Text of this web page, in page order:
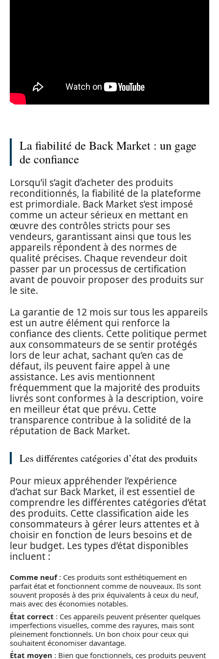
La fiabilité de Back Market : un gage
de confiance
Lorsqu’il s’agit d’acheter des produits
reconditionnés, la fiabilité de la plateforme
est primordiale. Back Market s’est imposé
comme un acteur sérieux en mettant en
œuvre des contrôles stricts pour ses
vendeurs, garantissant ainsi que tous les
appareils répondent à des normes de
qualité précises. Chaque revendeur doit
passer par un processus de certification
avant de pouvoir proposer des produits sur
le site.
La garantie de 12 mois sur tous les appareils
est un autre élément qui renforce la
confiance des clients. Cette politique permet
aux consommateurs de se sentir protégés
lors de leur achat, sachant qu’en cas de
défaut, ils peuvent faire appel à une
assistance. Les avis mentionnent
fréquemment que la majorité des produits
livrés sont conformes à la description, voire
en meilleur état que prévu. Cette
transparence contribue à la solidité de la
réputation de Back Market.
Les différentes catégories d’état des produits
Pour mieux appréhender l’expérience
d’achat sur Back Market, il est essentiel de
comprendre les différentes catégories d’état
des produits. Cette classification aide les
consommateurs à gérer leurs attentes et à
choisir en fonction de leurs besoins et de
leur budget. Les types d’état disponibles
incluent :
Comme neuf: Ces produits sont esthétiquement en
parfait état et fonctionnent comme de nouveaux. Ils sont
souvent proposés à des prix équivalents à ceux du neuf,
mais avec des économies notables.
État correct : Ces appareils peuvent présenter quelques
imperfections visuelles, comme des rayures, mais sont
pleinement fonctionnels. Un bon choix pour ceux qui
souhaitent économiser davantage.
État moyen : Bien que fonctionnels, ces produits peuvent